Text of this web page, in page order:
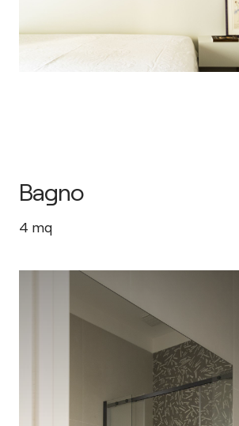
Bagno
4 mq